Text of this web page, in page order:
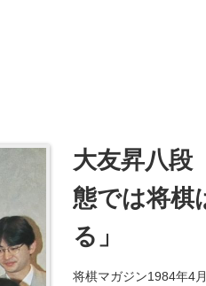
大友昇八段
態では将棋
る」
将棋マガジン1984年4